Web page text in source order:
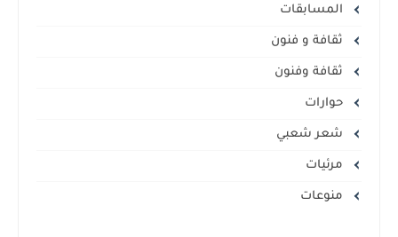
المسابقات
ثقافة و فنون
ثقافة وفنون
حوارات
شعر شعبي
مرئيات
منوعات